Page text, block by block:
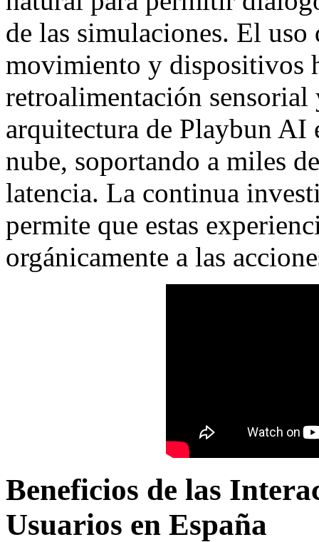
de las simulaciones. El uso
movimiento y dispositivos
retroalimentación
arquitectura de Playbun AI
nube, soportando a miles
latencia. La continua
permite que estas
orgánicamente a las
Beneficios de las
Usuarios en España